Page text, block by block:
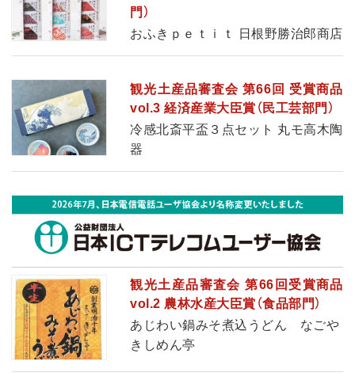
門）
おふきｐｅｔｉｔ 日根野勝治郎商店
観光土産品審査会 第66回 受賞商品
vol.3 経済産業大臣賞（民工芸部門）
冷感北斎平盃３点セット 丸モ高木陶
器
観光土産品審査会 第66回受賞商品
vol.2 農林水産大臣賞（食品部門）
あじわい鍋みそ煮込うどん なごや
きしめん亭